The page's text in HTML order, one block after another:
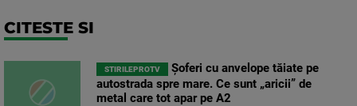
CITESTE SI
STIRILEPROTV
Șoferi cu anvelope tăiate pe
autostrada spre mare. Ce sunt „aricii” de
metal care tot apar pe A2